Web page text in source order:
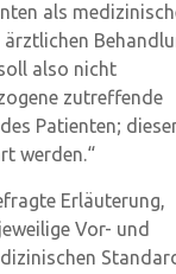
als
also nicht
zutreffende
Patienten;
werden.“
Erläuterung,
Vor- und